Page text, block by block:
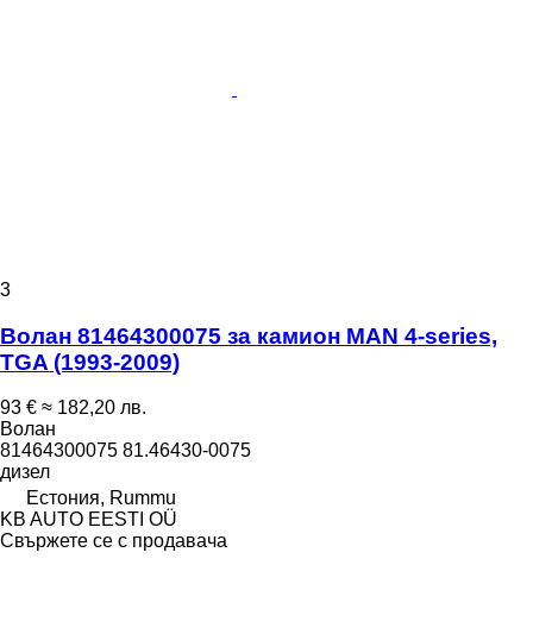
3
Волан 81464300075 за камион MAN 4-series,
TGA (1993-2009)
93 € ≈ 182,20 лв.
Волан
81464300075 81.46430-0075
дизел
Естония, Rummu
KB AUTO EESTI OÜ
Свържете се с продавача